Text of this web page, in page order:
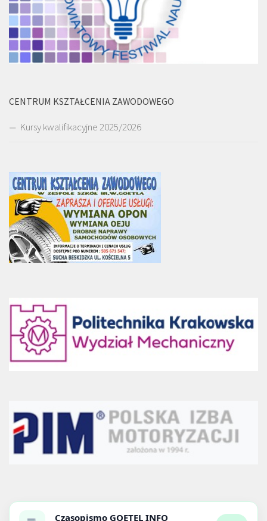
CENTRUM KSZTAŁCENIA ZAWODOWEGO
Kursy kwalifikacyjne 2025/2026
Czasopismo GOETEL INFO